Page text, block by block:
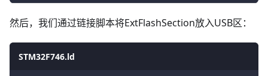
然后，我们通过链接脚本将ExtFlashSection放入USB区：
STM32F746.ld